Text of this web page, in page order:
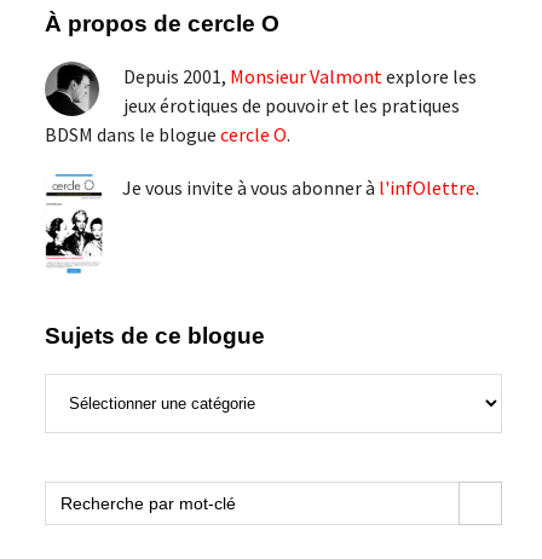
Barre
latérale
principale
À propos de cercle O
Depuis 2001, Monsieur Valmontexplore les
jeux érotiques de pouvoir et les pratiques
BDSM dans le blogue cercle O.
Je vous invite à vous abonner à l'infOlettre.
Sujets de ce blogue
Search
for:
Search Button